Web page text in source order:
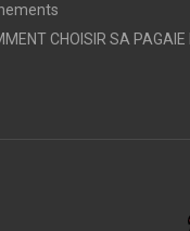
CHOISIR SA PAGAIE